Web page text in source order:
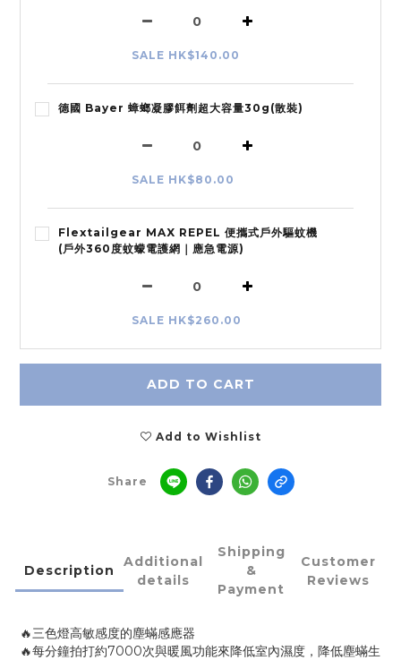
SALE HK$140.00
德國 Bayer 蟑螂凝膠餌劑超大容量30g(散裝)
SALE HK$80.00
Flextailgear MAX REPEL 便攜式戶外驅蚊機
(戶外360度蚊蠓電護網｜應急電源)
SALE HK$260.00
ADD TO CART
Add to Wishlist
Share
Description
Additional
details
Shipping
&
Payment
Customer
Reviews
🔥三色燈高敏感度的塵蟎感應器
🔥每分鐘拍打約7000次與暖風功能來降低室內濕度，降低塵蟎生